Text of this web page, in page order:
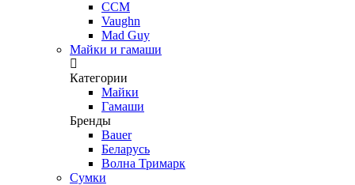
CCM
Vaughn
Mad Guy
Майки и гамаши
Категории
Майки
Гамаши
Бренды
Bauer
Беларусь
Волна Тримарк
Сумки